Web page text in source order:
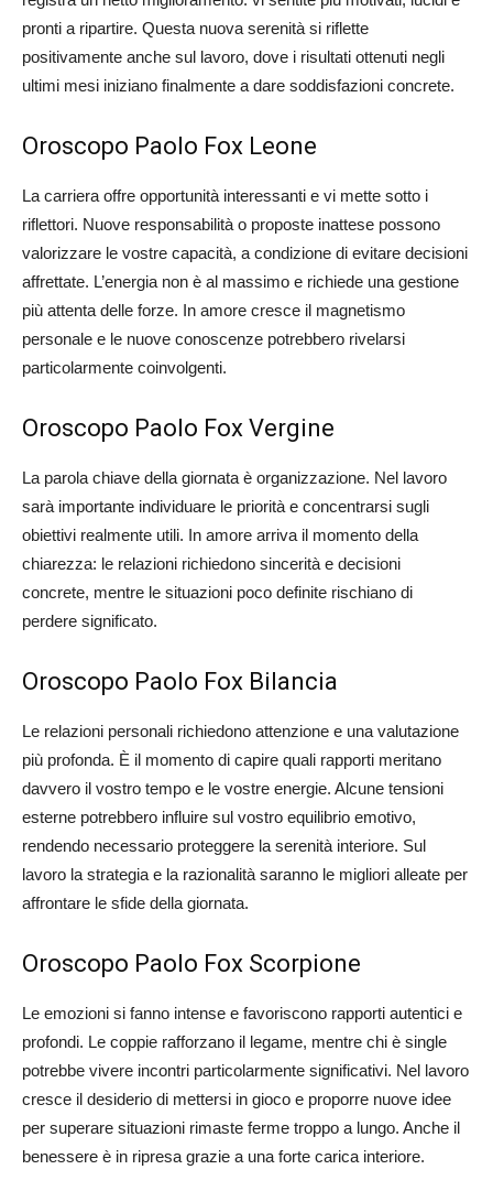
pronti a ripartire. Questa nuova serenità si riflette
positivamente anche sul lavoro, dove i risultati ottenuti negli
ultimi mesi iniziano finalmente a dare soddisfazioni concrete.
Oroscopo Paolo Fox Leone
La carriera offre opportunità interessanti e vi mette sotto i
riflettori. Nuove responsabilità o proposte inattese possono
valorizzare le vostre capacità, a condizione di evitare decisioni
affrettate. L’energia non è al massimo e richiede una gestione
più attenta delle forze. In amore cresce il magnetismo
personale e le nuove conoscenze potrebbero rivelarsi
particolarmente coinvolgenti.
Oroscopo Paolo Fox Vergine
La parola chiave della giornata è organizzazione. Nel lavoro
sarà importante individuare le priorità e concentrarsi sugli
obiettivi realmente utili. In amore arriva il momento della
chiarezza: le relazioni richiedono sincerità e decisioni
concrete, mentre le situazioni poco definite rischiano di
perdere significato.
Oroscopo Paolo Fox Bilancia
Le relazioni personali richiedono attenzione e una valutazione
più profonda. È il momento di capire quali rapporti meritano
davvero il vostro tempo e le vostre energie. Alcune tensioni
esterne potrebbero influire sul vostro equilibrio emotivo,
rendendo necessario proteggere la serenità interiore. Sul
lavoro la strategia e la razionalità saranno le migliori alleate per
affrontare le sfide della giornata.
Oroscopo Paolo Fox Scorpione
Le emozioni si fanno intense e favoriscono rapporti autentici e
profondi. Le coppie rafforzano il legame, mentre chi è single
potrebbe vivere incontri particolarmente significativi. Nel lavoro
cresce il desiderio di mettersi in gioco e proporre nuove idee
per superare situazioni rimaste ferme troppo a lungo. Anche il
benessere è in ripresa grazie a una forte carica interiore.